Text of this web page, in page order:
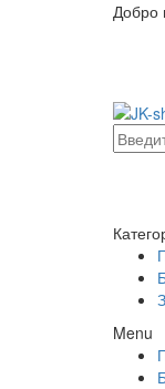
Добро
Menu